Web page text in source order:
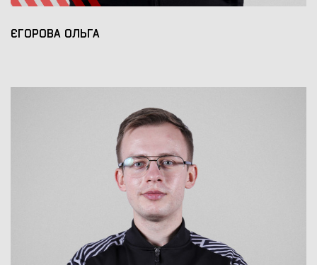
ЄГОРОВА ОЛЬГА